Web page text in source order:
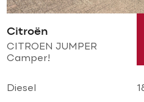
Citroën
CITROEN JUMPER
Camper!
Trekhaak l keuken l WC l
Diesel